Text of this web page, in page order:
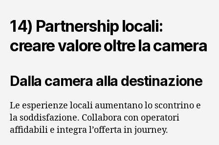
14) Partnership locali:
creare valore oltre la camera
Dalla camera alla destinazione
Le esperienze locali aumentano lo scontrino e
la soddisfazione. Collabora con operatori
affidabili e integra l’offerta in journey.